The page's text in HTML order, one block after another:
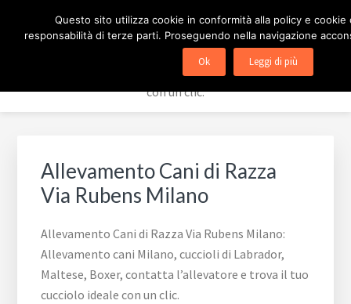
pagina
ALLEVAMENTO CANI
Allevamento cani Milano, cuccioli di Labrador, Maltese,
Boxer, contatta l'allevatore e trova il tuo cucciolo ideale
con un clic.
Allevamento Cani di Razza
Via Rubens Milano
Allevamento Cani di Razza Via Rubens Milano:
Allevamento cani Milano, cuccioli di Labrador,
Maltese, Boxer, contatta l’allevatore e trova il tuo
cucciolo ideale con un clic.
Questo sito utilizza cookie in conformità alla policy e cookie
responsabilità di terze parti. Proseguendo nella navigazione
Ok Leggi di più